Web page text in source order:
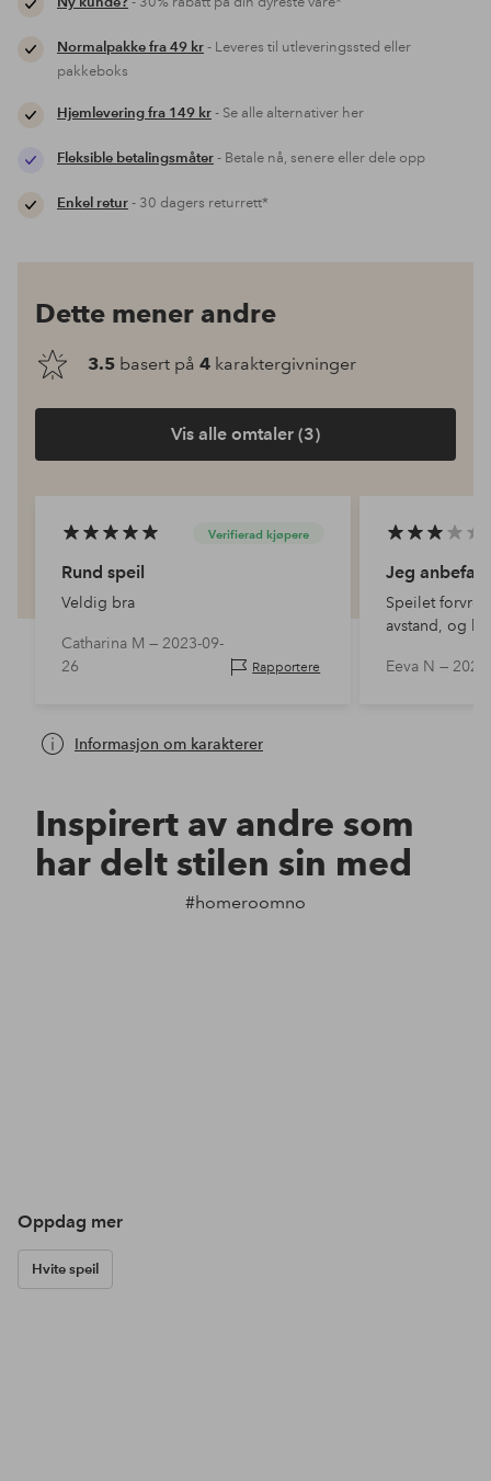
Normalpakke fra 49 kr- Leveres til utleveringssted eller
pakkeboks
Hjemlevering fra 149 kr- Se alle alternativer her
Fleksible betalingsmåter- Betale nå, senere eller dele opp
Enkel retur- 30 dagers returrett*
Dette mener andre
3.5 basert på 4 karaktergivninger
Vis alle omtaler (3)
Verifierad kjøpere
Rund speil
Veldig bra
Catharina M — 2023-09-
26
Rapportere
Jeg
Speilet
avstand, og
eller
Eeva N —
Informasjon om karakterer
Inspirert av andre som
har delt stilen sin med
#homeroomno
Oppdag mer
Hvite speil